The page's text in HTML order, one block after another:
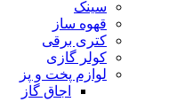
سینک
قهوه ساز
کتری برقی
کولر گازی
لوازم پخت و پز
اجاق گاز